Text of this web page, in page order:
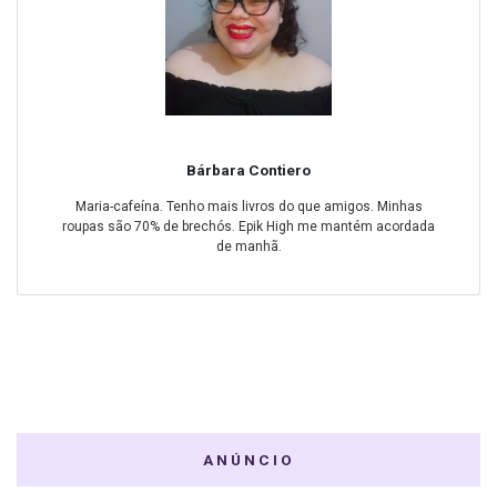
Bárbara Contiero
Maria-cafeína. Tenho mais livros do que amigos. Minhas
roupas são 70% de brechós. Epik High me mantém acordada
de manhã.
ANÚNCIO